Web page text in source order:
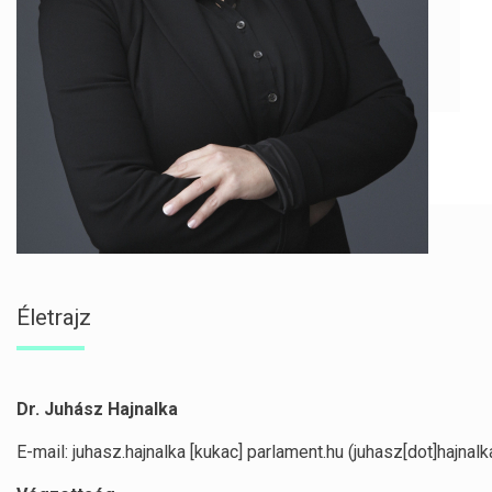
Életrajz
Dr. Juhász Hajnalka
E-mail: juhasz.hajnalka [kukac] parlament.hu